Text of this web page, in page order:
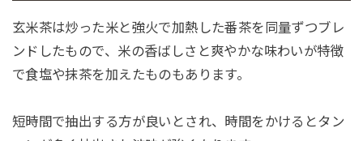
玄米茶は炒った米と強火で加熱した番茶を同量ずつブレ
ンドしたもので、米の香ばしさと爽やかな味わいが特徴
で食塩や抹茶を加えたものもあります。
短時間で抽出する方が良いとされ、時間をかけるとタン